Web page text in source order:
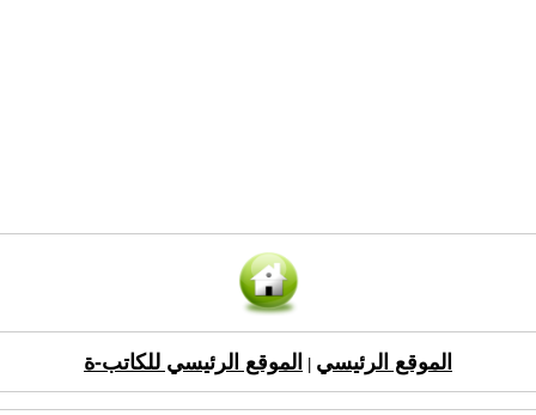
الموقع الرئيسي الموقع الرئيسي للكاتب-ة